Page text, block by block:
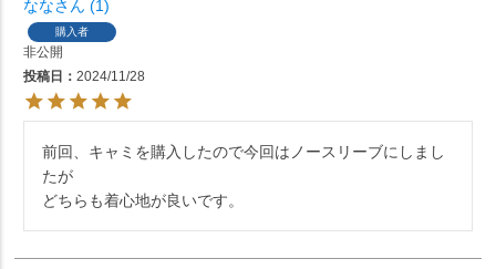
なな 1
購入者
非公開
投稿日
2024/11/28
前回、キャミを購入したので今回はノースリーブにしまし
たが
どちらも着心地が良いです。